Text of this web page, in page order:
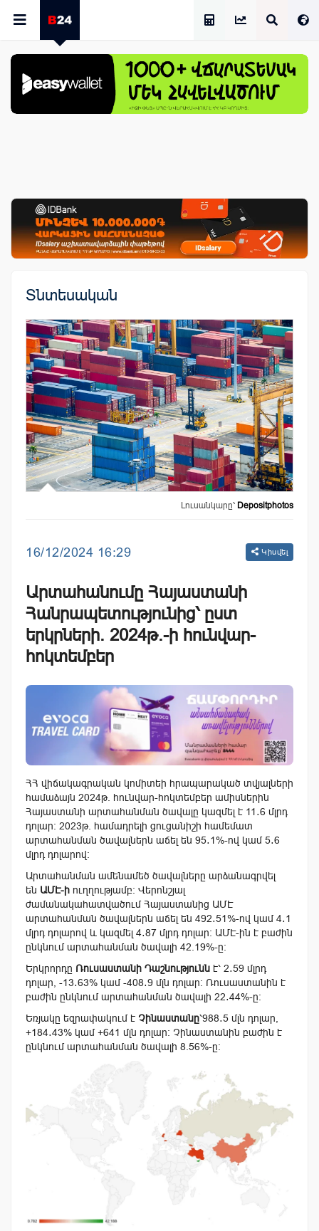
Տնտեսական
Լուսանկարը՝ Depositphotos
16/12/2024 16:29 Կիսվել
Արտահանումը Հայաստանի
Հանրապետությունից՝ ըստ
երկրների. 2024թ.-ի հունվար-
հոկտեմբեր
ՀՀ վիճակագրական կոմիտեի հրապարակած տվյալների
համաձայն 2024թ. հունվար-հոկտեմբեր ամիսներին
Հայաստանի արտահանման ծավալը կազմել է 11․6 մլրդ
դոլար։ 2023թ. համադրելի ցուցանիշի համեմատ
արտահանման ծավալներն աճել են 95․1%-ով կամ 5․6
մլրդ դոլարով։
Արտահանման ամենամեծ ծավալները արձանագրվել
են ԱՄԷ-ի ուղղությամբ։ Վերոնշյալ
ժամանակահատվածում Հայաստանից ԱՄԷ
արտահանման ծավալներն աճել են 492․51%-ով կամ4․1
մլրդ դոլարով և կազմել 4․87 մլրդ դոլար։ ԱՄԷ-ին է բաժին
ընկնում արտահանման ծավալի 42.19%-ը։
Երկրորդը Ռուսաստանի Դաշնությունն է՝ 2․59 մլրդ
դոլար, -13․63% կամ -408․9 մլն դոլար։ Ռուսաստանին է
բաժին ընկնում արտահանման ծավալի 22․44%-ը։
Եռյակը եզրափակում է Չինաստանը՝988․5 մլն դոլար,
+184․43% կամ +641 մլն դոլար։ Չինաստանին բաժին է
ընկնում արտահանման ծավալի 8.56%-ը։